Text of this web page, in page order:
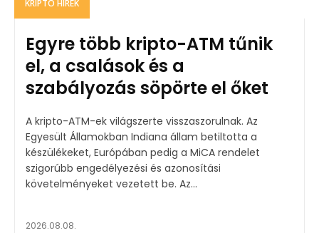
KRIPTO HÍREK
Egyre több kripto-ATM tűnik
el, a csalások és a
szabályozás söpörte el őket
A kripto-ATM-ek világszerte visszaszorulnak. Az
Egyesült Államokban Indiana állam betiltotta a
készülékeket, Európában pedig a MiCA rendelet
szigorúbb engedélyezési és azonosítási
követelményeket vezetett be. Az...
2026.08.08.